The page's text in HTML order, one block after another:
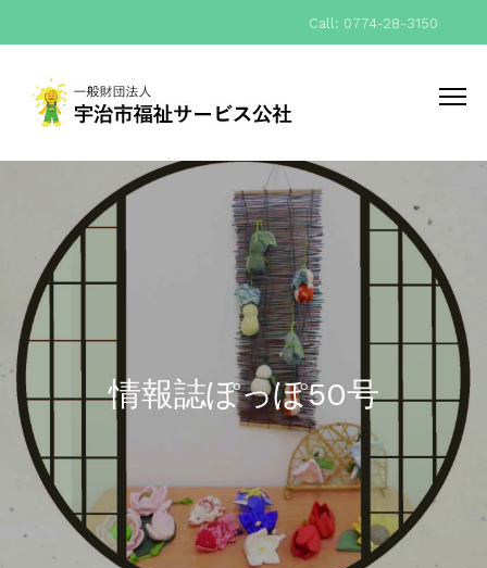
Call: 0774-28-3150
情報誌ぽっぽ50号